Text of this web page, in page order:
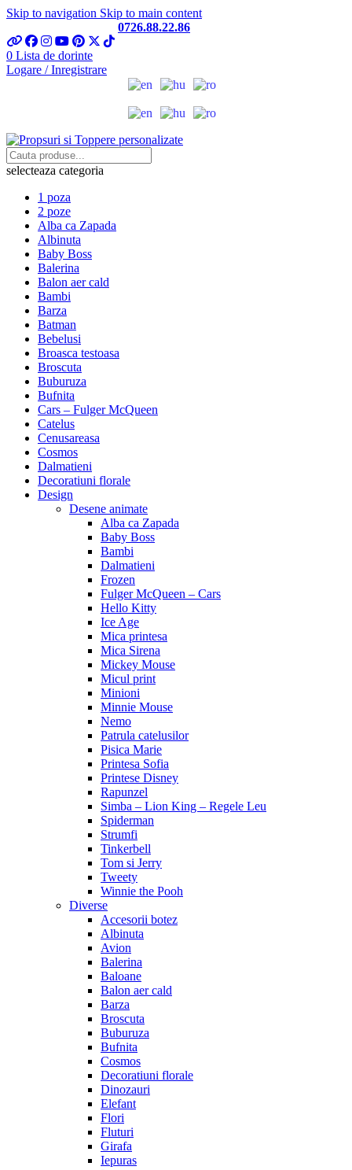
Skip to navigation Skip to main content
0726.88.22.86
0 Lista de dorinte
Logare / Inregistrare
selecteaza categoria
1 poza
2 poze
Alba ca Zapada
Albinuta
Baby Boss
Balerina
Balon aer cald
Bambi
Barza
Batman
Bebelusi
Broasca testoasa
Broscuta
Buburuza
Bufnita
Cars – Fulger McQueen
Catelus
Cenusareasa
Cosmos
Dalmatieni
Decoratiuni florale
Design
Desene animate
Alba ca Zapada
Baby Boss
Bambi
Dalmatieni
Frozen
Fulger McQueen – Cars
Hello Kitty
Ice Age
Mica printesa
Mica Sirena
Mickey Mouse
Micul print
Minioni
Minnie Mouse
Nemo
Patrula catelusilor
Pisica Marie
Printesa Sofia
Printese Disney
Rapunzel
Simba – Lion King – Regele Leu
Spiderman
Strumfi
Tinkerbell
Tom si Jerry
Tweety
Winnie the Pooh
Diverse
Accesorii botez
Albinuta
Avion
Balerina
Baloane
Balon aer cald
Barza
Broscuta
Buburuza
Bufnita
Cosmos
Decoratiuni florale
Dinozauri
Elefant
Flori
Fluturi
Girafa
Iepuras